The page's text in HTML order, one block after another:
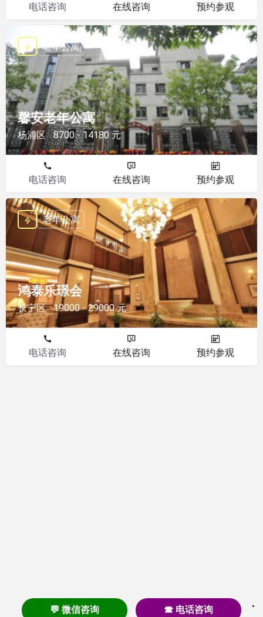
电话咨询 在线咨询 预约参观
馨安老年公寓
杨浦区 8700 - 14180 元
老年公寓
电话咨询 在线咨询 预约参观
鸿泰乐璟会
长宁区 19000 - 29000 元
老年公寓
电话咨询 在线咨询 预约参观
💬 微信咨询 ☎ 电话咨询